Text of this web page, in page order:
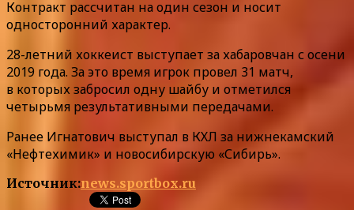
Контракт рассчитан на один сезон и носит
односторонний характер.
28-летний хоккеист выступает за хабаровчан с осени
2019 года. За это время игрок провел 31 матч,
в которых забросил одну шайбу и отметился
четырьмя результативными передачами.
Ранее Игнатович выступал в КХЛ за нижнекамский
«Нефтехимик» и новосибирскую «Сибирь».
Источник:news.sportbox.ru